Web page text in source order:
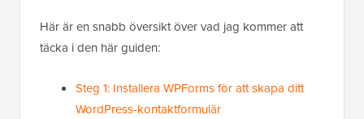
Här är en snabb översikt över vad jag kommer att
täcka i den här guiden:
Steg 1: Installera WPForms för att skapa ditt
WordPress-kontaktformulär